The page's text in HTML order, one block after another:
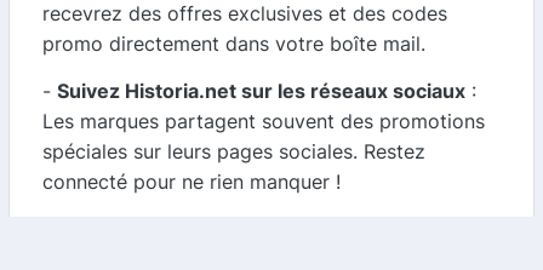
recevrez des offres exclusives et des codes
promo directement dans votre boîte mail.
- Suivez Historia.net sur les réseaux sociaux :
Les marques partagent souvent des promotions
spéciales sur leurs pages sociales. Restez
connecté pour ne rien manquer !